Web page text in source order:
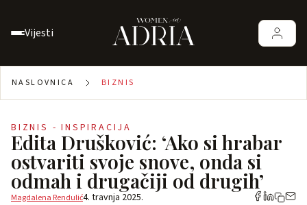
Vijesti
NASLOVNICA BIZNIS
BIZNIS - INSPIRACIJA
Edita Drušković: ‘Ako si hrabar
ostvariti svoje snove, onda si
odmah i drugačiji od drugih’
Magdalena Rendulić4. travnja 2025.